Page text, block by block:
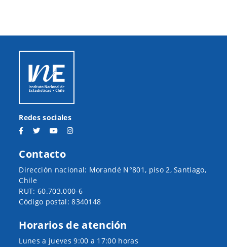
Redes sociales
Contacto
Dirección nacional: Morandé N°801, piso 2, Santiago,
Chile
RUT: 60.703.000-6
Código postal: 8340148
Horarios de atención
Lunes a jueves 9:00 a 17:00 horas